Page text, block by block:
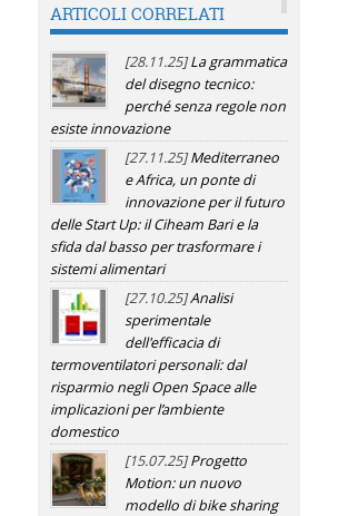
ARTICOLI CORRELATI
[28.11.25]La grammatica
del disegno tecnico:
perché senza regole non
esiste innovazione
[27.11.25]Mediterraneo
e Africa, un ponte di
innovazione per il futuro
delle Start Up: il Ciheam Bari e la
sfida dal basso per trasformare i
sistemi alimentari
[27.10.25]Analisi
sperimentale
dell'efficacia di
termoventilatori personali: dal
risparmio negli Open Space alle
implicazioni per l’ambiente
domestico
[15.07.25]Progetto
Motion: un nuovo
modello di bike sharing